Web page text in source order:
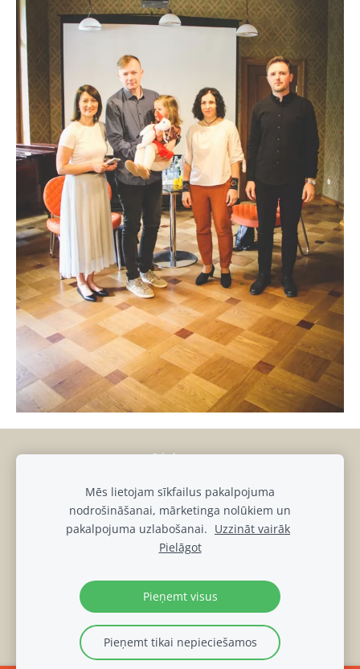
Sīkdatnes
muiza@luznava.lv
+37128686863,+37129390701
Pils iela 8, Lūznava, Lūznavas pagasts, Rēzeknes novads, LV-
4627
Lūznavas muižas DATU PRIVĀTUMA POLITIKA
Mēs lietojam sīkfailus pakalpojuma
nodrošināšanai, mārketinga nolūkiem un
pakalpojuma uzlabošanai. Uzzināt vairāk
Pielāgot
Pieņemt visus
Pieņemt tikai nepieciešamos